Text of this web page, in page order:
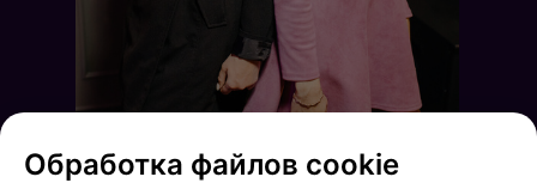
Обработка файлов cookie